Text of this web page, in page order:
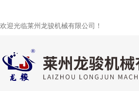
欢迎光临莱州龙骏机械有限公司！